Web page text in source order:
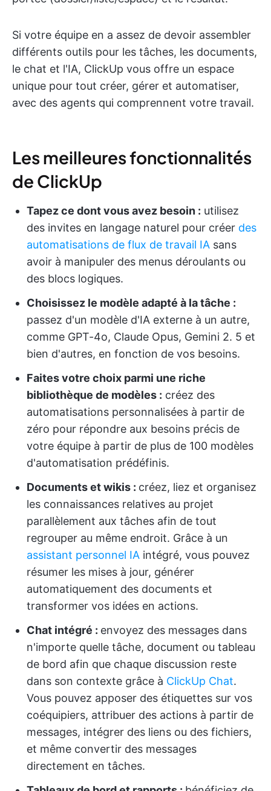
Si votre équipe en a assez de devoir assembler
différents outils pour les tâches, les documents,
le chat et l'IA, ClickUp vous offre un espace
unique pour tout créer, gérer et automatiser,
avec des agents qui comprennent votre travail.
Les meilleures fonctionnalités
de ClickUp
Tapez ce dont vous avez besoin : utilisez
des invites en langage naturel pour créer des
automatisations de flux de travail IA sans
avoir à manipuler des menus déroulants ou
des blocs logiques.
Choisissez le modèle adapté à la tâche :
passez d'un modèle d'IA externe à un autre,
comme GPT-4o, Claude Opus, Gemini 2. 5 et
bien d'autres, en fonction de vos besoins.
Faites votre choix parmi une riche
bibliothèque de modèles : créez des
automatisations personnalisées à partir de
zéro pour répondre aux besoins précis de
votre équipe à partir de plus de 100 modèles
d'automatisation prédéfinis.
Documents et wikis : créez, liez et organisez
les connaissances relatives au projet
parallèlement aux tâches afin de tout
regrouper au même endroit. Grâce à un
assistant personnel IA intégré, vous pouvez
résumer les mises à jour, générer
automatiquement des documents et
transformer vos idées en actions.
Chat intégré : envoyez des messages dans
n'importe quelle tâche, document ou tableau
de bord afin que chaque discussion reste
dans son contexte grâce à ClickUp Chat.
Vous pouvez apposer des étiquettes sur vos
coéquipiers, attribuer des actions à partir de
messages, intégrer des liens ou des fichiers,
et même convertir des messages
directement en tâches.